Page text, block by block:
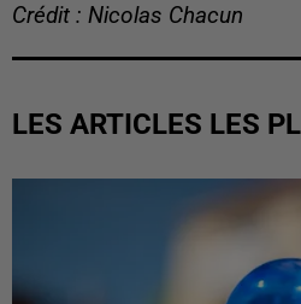
Crédit : Nicolas Chacun
LES ARTICLES LES